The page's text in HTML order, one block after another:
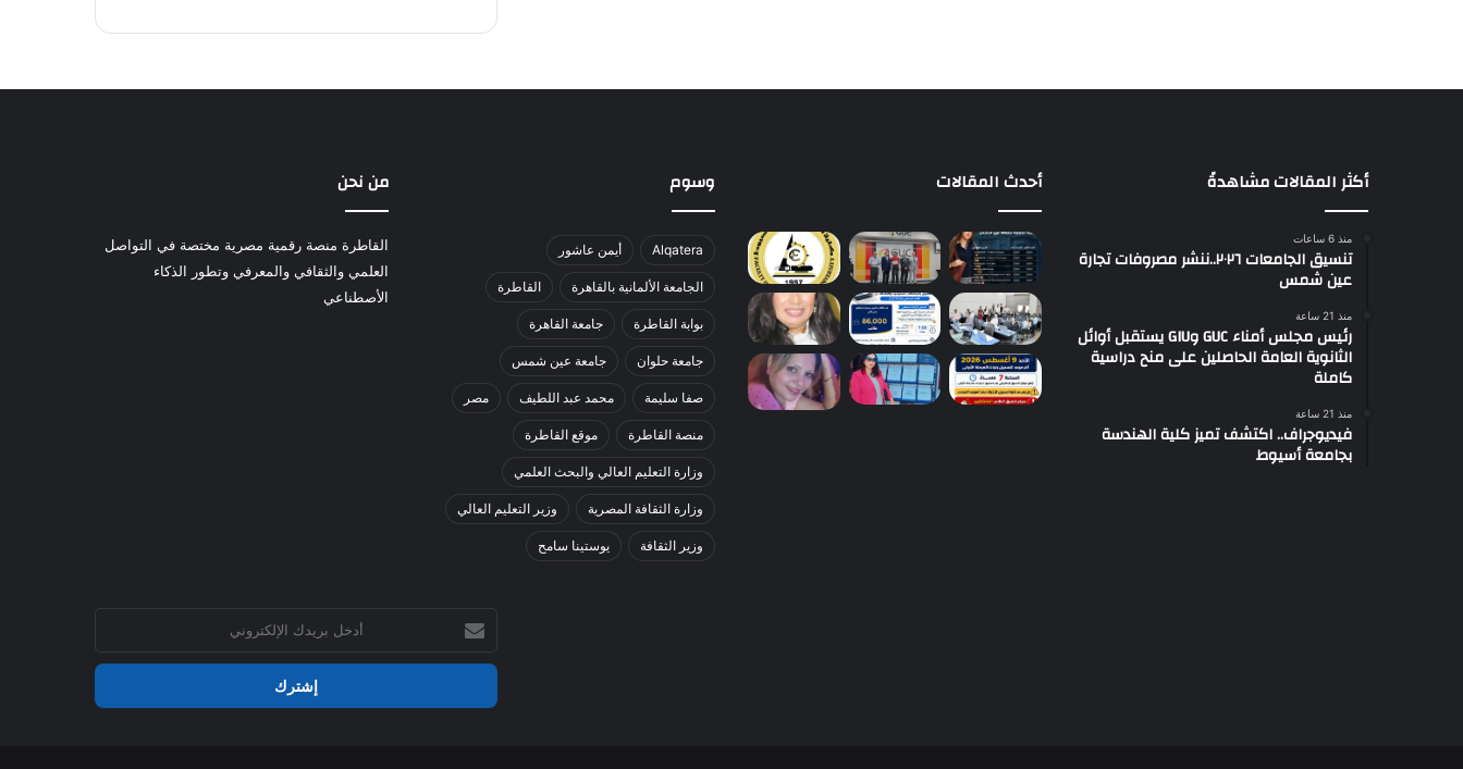
أكثر المقالات مشاهدةً
منذ 6 ساعات
تنسيق الجامعات ٢٠٢٦..ننشر مصروفات تجارة
عين شمس
منذ 21 ساعة
رئيس مجلس أمناء GUC وGIU يستقبل أوائل
الثانوية العامة الحاصلين على منح دراسية
كاملة
منذ 21 ساعة
فيديوجراف.. اكتشف تميز كلية الهندسة
بجامعة أسيوط
أحدث المقالات وسوم
Alqatera أيمن عاشور
الجامعة الألمانية بالقاهرة القاطرة
بوابة القاطرة جامعة القاهرة
جامعة حلوان جامعة عين شمس
صفا سليمة محمد عبد اللطيف مصر
منصة القاطرة موقع القاطرة
وزارة التعليم العالي والبحث العلمي
وزارة الثقافة المصرية وزير التعليم العالي
وزير الثقافة يوستينا سامح
من نحن
القاطرة منصة رقمية مصرية مختصة في التواصل
العلمي والثقافي والمعرفي وتطور الذكاء
الأصطناعي
بريدك
الإلكتروني